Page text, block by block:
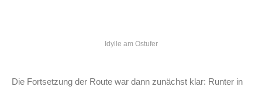
Idylle am Ostufer
Die Fortsetzung der Route war dann zunächst klar: Runter in